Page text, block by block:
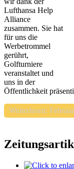
Lufthansa Help
Alliance
zusammen. Sie hat
für uns die
Werbetrommel
gerührt,
Golfturniere
veranstaltet und
uns in der
Öffentlichkeit
Weiterlesen: